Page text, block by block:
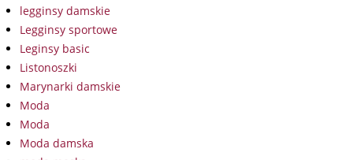
legginsy damskie
Legginsy sportowe
Leginsy basic
Listonoszki
Marynarki damskie
Moda
Moda
Moda damska